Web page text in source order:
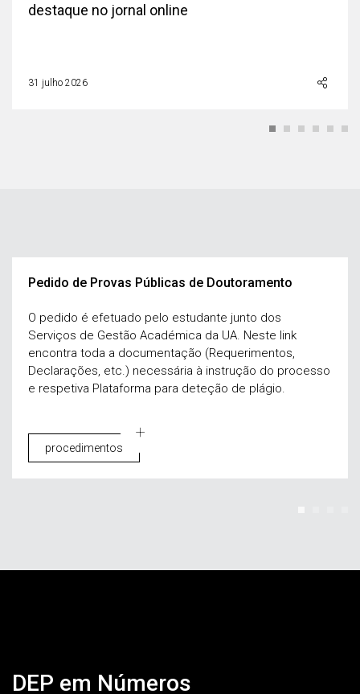
destaque no jornal online
31 julho 2026
Pedido de Provas Públicas de Doutoramento
O pedido é efetuado pelo estudante junto dos
Serviços de Gestão Académica da UA. Neste link
encontra toda a documentação (Requerimentos,
Declarações, etc.) necessária à instrução do processo
e respetiva Plataforma para deteção de plágio.
procedimentos
Estatísticas
DEP em Números